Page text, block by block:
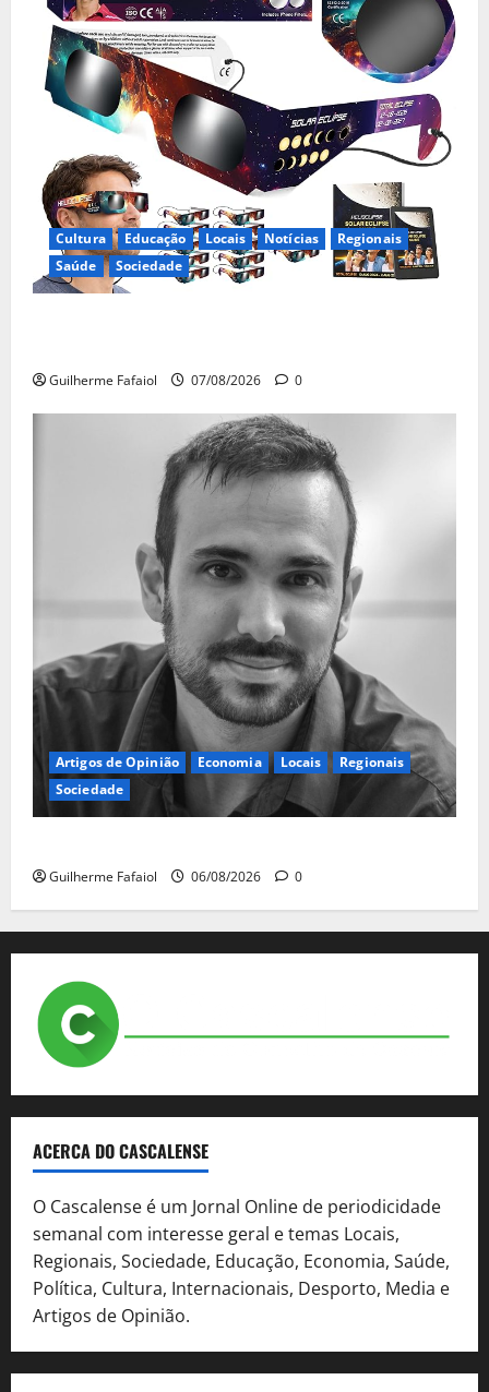
Cultura Educação Locais Notícias
Regionais
Saúde
Sociedade
Guilherme Fafaiol 07/08/2026 0
Artigos de Opinião Economia Locais
Regionais
Sociedade
Guilherme Fafaiol 06/08/2026 0
ACERCA DO CASCALENSE
O Cascalense é um Jornal Online de periodicidade
semanal com interesse geral e temas Locais,
Regionais, Sociedade, Educação, Economia, Saúde,
Política, Cultura, Internacionais, Desporto, Media e
Artigos de Opinião.